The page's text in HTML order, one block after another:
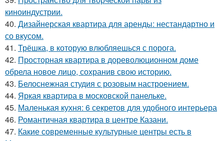
киноиндустрии.
40. Дизайнерская квартира для аренды: нестандартно и
со вкусом.
41. Трёшка, в которую влюбляешься с порога.
42. Просторная квартира в дореволюционном доме
обрела новое лицо, сохранив свою историю.
43. Белоснежная студия с розовым настроением.
44. Яркая квартира в московской панельке.
45. Маленькая кухня: 6 секретов для удобного интерьера
46. Романтичная квартира в центре Казани.
47. Какие современные культурные центры есть в